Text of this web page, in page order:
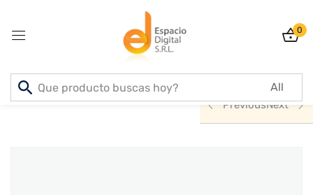
0
Inicio PRODUCTOS
INFORMATICA
PreviousNext
Sign in